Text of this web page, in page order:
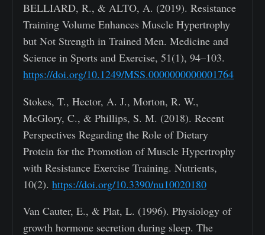
BELLIARD, R., & ALTO, A. (2019). Resistance
Training Volume Enhances Muscle Hypertrophy
but Not Strength in Trained Men. Medicine and
Science in Sports and Exercise, 51(1), 94–103.
https://doi.org/10.1249/MSS.0000000000001764
Stokes, T., Hector, A. J., Morton, R. W.,
McGlory, C., & Phillips, S. M. (2018). Recent
Perspectives Regarding the Role of Dietary
Protein for the Promotion of Muscle Hypertrophy
with Resistance Exercise Training. Nutrients,
10(2).https://doi.org/10.3390/nu10020180
Van Cauter, E., & Plat, L. (1996). Physiology of
growth hormone secretion during sleep. The